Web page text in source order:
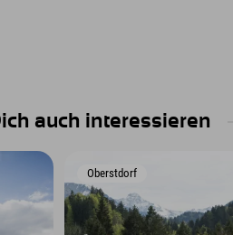
auch interessieren
Oberstdorf